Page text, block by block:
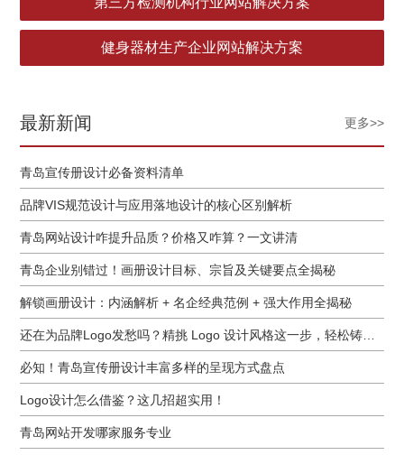
健身器材生产企业网站解决方案
最新新闻 更多>>
青岛宣传册设计必备资料清单
品牌VIS规范设计与应用落地设计的核心区别解析
青岛网站设计咋提升品质？价格又咋算？一文讲清
青岛企业别错过！画册设计目标、宗旨及关键要点全揭秘
解锁画册设计：内涵解析 + 名企经典范例 + 强大作用全揭秘
必知！青岛宣传册设计丰富多样的呈现方式盘点
Logo设计怎么借鉴？这几招超实用！
青岛网站开发哪家服务专业